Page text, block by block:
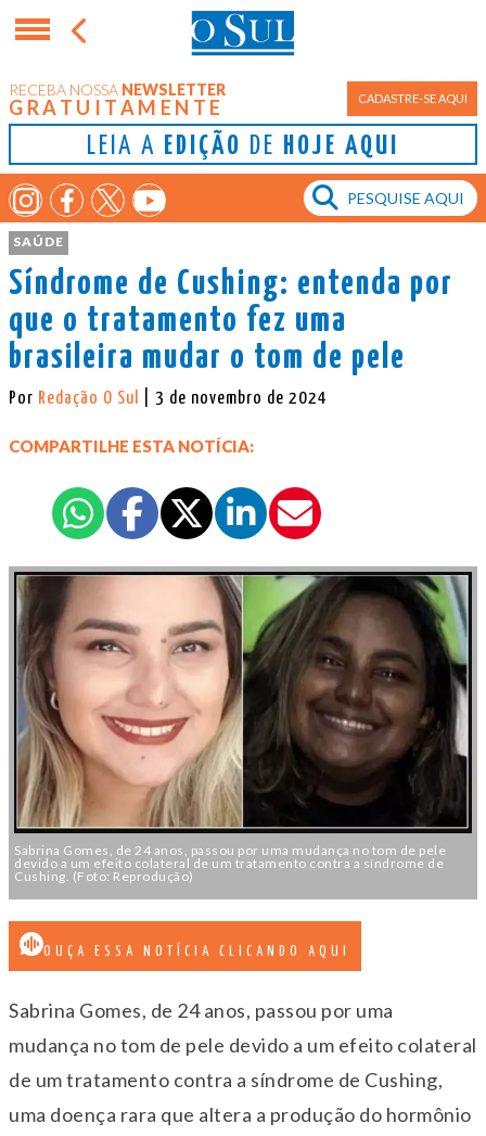
RECEBA NOSSA NEWSLETTER
GRATUITAMENTE CADASTRE-SE AQUI
LEIA A EDIÇÃO DE HOJE AQUI
SAÚDE
Síndrome de Cushing: entenda por
que o tratamento fez uma
brasileira mudar o tom de pele
Por Redação O Sul | 3 de novembro de 2024
COMPARTILHE ESTA NOTÍCIA:
Sabrina Gomes, de 24 anos, passou por uma mudança no tom de pele
devido a um efeito colateral de um tratamento contra a síndrome de
Cushing. (Foto: Reprodução)
OUÇA ESSA NOTÍCIA CLICANDO AQUI
Sabrina Gomes, de 24 anos, passou por uma
mudança no tom de pele devido a um efeito colateral
de um tratamento contra a síndrome de Cushing,
uma doença rara que altera a produção do hormônio